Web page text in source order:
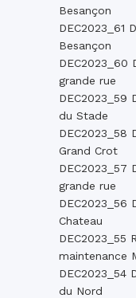
Besançon
DEC2023_61
Besançon
DEC2023_60
grande rue
DEC2023_59
du Stade
DEC2023_58
Grand Crot
DEC2023_57
grande rue
DEC2023_56
Chateau
DEC2023_55
maintenance
DEC2023_54
du Nord